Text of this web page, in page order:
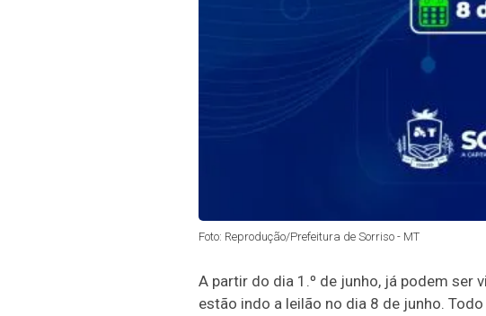
Foto: Reprodução/Prefeitura de Sorriso - MT
A partir do dia 1.º de junho, já podem
estão indo a leilão no dia 8 de junho.